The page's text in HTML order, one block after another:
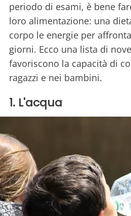
periodo di esami, è bene
loro alimentazione: una
corpo le energie per
giorni. Ecco una lista di
favoriscono la capacità di
ragazzi e nei bambini.
1. L'acqua